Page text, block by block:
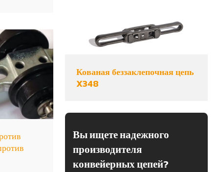
Кованая беззаклепочная цепь
X348
Вы ищете надежного
производителя
конвейерных цепей?